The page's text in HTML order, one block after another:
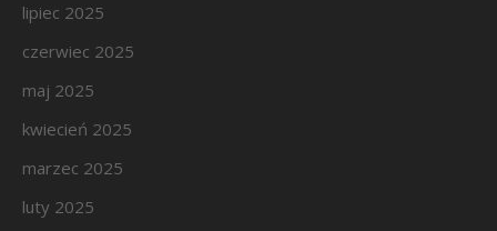
lipiec 2025
czerwiec 2025
maj 2025
kwiecień 2025
marzec 2025
luty 2025